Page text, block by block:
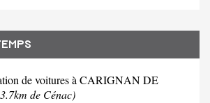
de voitures à CARIGNAN DE
de Cénac)